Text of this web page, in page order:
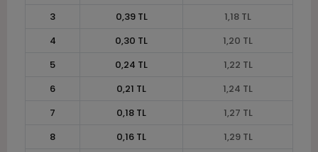
3
0,39 TL
1,18 TL
4
0,30 TL
1,20 TL
5
0,24 TL
1,22 TL
6
0,21 TL
1,24 TL
7
0,18 TL
1,27 TL
8
0,16 TL
1,29 TL